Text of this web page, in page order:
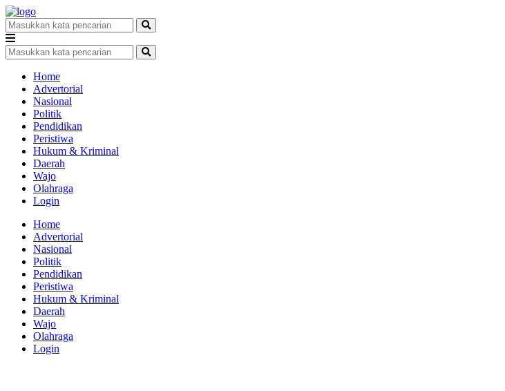
Home
Advertorial
Nasional
Politik
Pendidikan
Peristiwa
Hukum & Kriminal
Daerah
Wajo
Olahraga
Login
Home
Advertorial
Nasional
Politik
Pendidikan
Peristiwa
Hukum & Kriminal
Daerah
Wajo
Olahraga
Login